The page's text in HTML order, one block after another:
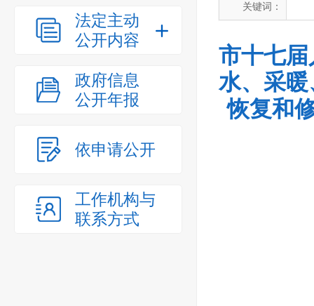
法定主动
公开内容
政府信息
公开年报
依申请公开
工作机构与
联系方式
关键词：
市十七
水、采
恢复和